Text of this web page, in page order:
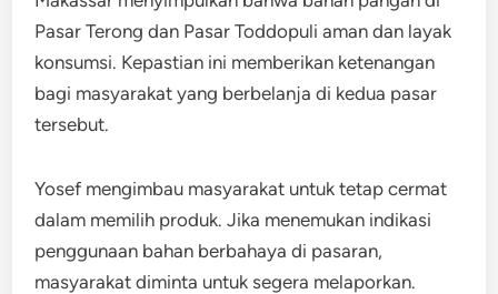
Pasar Terong dan Pasar Toddopuli aman dan layak
konsumsi. Kepastian ini memberikan ketenangan
bagi masyarakat yang berbelanja di kedua pasar
tersebut.
Yosef mengimbau masyarakat untuk tetap cermat
dalam memilih produk. Jika menemukan indikasi
penggunaan bahan berbahaya di pasaran,
masyarakat diminta untuk segera melaporkan.